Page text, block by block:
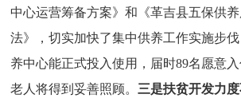
中心运营筹备方案》和《革吉县五保供
法》，切实加快了集中供养工作实施步
养中心能正式投入使用，届时89名愿意
老人将得到妥善照顾。 三是扶贫开发力度